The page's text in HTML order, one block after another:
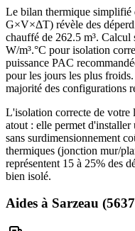
Le bilan thermique simplifié
G×V×ΔT) révèle des
chauffé de 262.5 m³.
W/m³.°C pour isolation
puissance PAC
pour les jours les plus
majorité des configurations
L'isolation correcte de votre
atout : elle permet
sans surdimensionnement
thermiques (jonction mur/
représentent 15 à 25% des
bien isolé.
Aides à Sarzeau (